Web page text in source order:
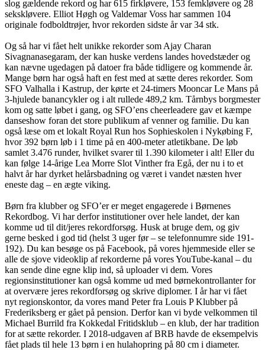
slog gældende rekord og har 615 firkløvere, 153 femkløvere og 28
sekskløvere. Elliot Høgh og Valdemar Voss har sammen 104
originale fodboldtrøjer, hvor rekorden sidste år var 34 stk.
Og så har vi fået helt unikke rekorder som Ajay Charan
Sivagnanasegaram, der kan huske verdens landes hovedstæder og
kan nævne ugedagen på datoer fra både tidligere og kommende år.
Mange børn har også haft en fest med at sætte deres rekorder. Som
SFO Valhalla i Kastrup, der kørte et 24-timers Mooncar Le Mans på
3-hjulede banancykler og i alt rullede 489,2 km. Tårnbys borgmester
kom og satte løbet i gang, og SFO’ens cheerleadere gav et kæmpe
danseshow foran det store publikum af venner og familie. Du kan
også læse om et lokalt Royal Run hos Sophieskolen i Nykøbing F,
hvor 392 børn løb i 1 time på en 400-meter atletikbane. De løb
samlet 3.476 runder, hvilket svarer til 1.390 kilometer i alt! Eller du
kan følge 14-årige Lea Morre Slot Vinther fra Egå, der nu i to et
halvt år har dyrket helårsbadning og været i vandet næsten hver
eneste dag – en ægte viking.
Børn fra klubber og SFO’er er meget engagerede i Børnenes
Rekordbog. Vi har derfor institutioner over hele landet, der kan
komme ud til dit/jeres rekordforsøg. Husk at bruge dem, og giv
gerne besked i god tid (helst 3 uger før – se telefonnumre side 191-
192). Du kan besøge os på Facebook, på vores hjemmeside eller se
alle de sjove videoklip af rekorderne på vores YouTube-kanal – du
kan sende dine egne klip ind, så uploader vi dem. Vores
regionsinstitutioner kan også komme ud med børnekontrollanter for
at overvære jeres rekordforsøg og skrive diplomer. I år har vi fået
nyt regionskontor, da vores mand Peter fra Louis P Klubber på
Frederiksberg er gået på pension. Derfor kan vi byde velkommen til
Michael Burrild fra Kokkedal Fritidsklub – en klub, der har tradition
for at sætte rekorder. I 2018-udgaven af BRB havde de eksempelvis
fået plads til hele 13 børn i en hulahopring på 80 cm i diameter.